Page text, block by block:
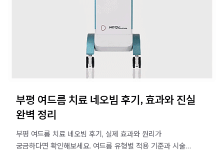
부평 여드름 치료 네오빔 후기, 효과와 진실
완벽 정리
부평 여드름 치료 네오빔 후기, 실제 효과와 원리가
궁금하다면 확인해보세요. 여드름 유형별 적용 기준과 시술